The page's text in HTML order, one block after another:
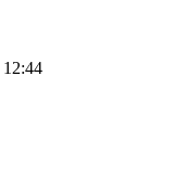
12:44